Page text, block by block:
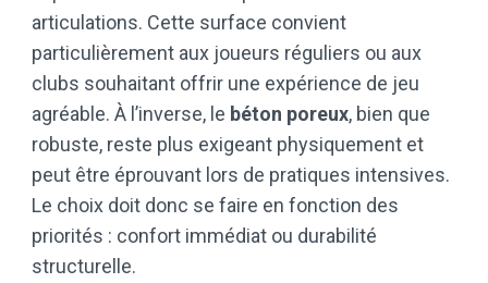
articulations. Cette surface convient
particulièrement aux joueurs réguliers ou aux
clubs souhaitant offrir une expérience de jeu
agréable. À l’inverse, le béton poreux, bien que
robuste, reste plus exigeant physiquement et
peut être éprouvant lors de pratiques intensives.
Le choix doit donc se faire en fonction des
priorités : confort immédiat ou durabilité
structurelle.